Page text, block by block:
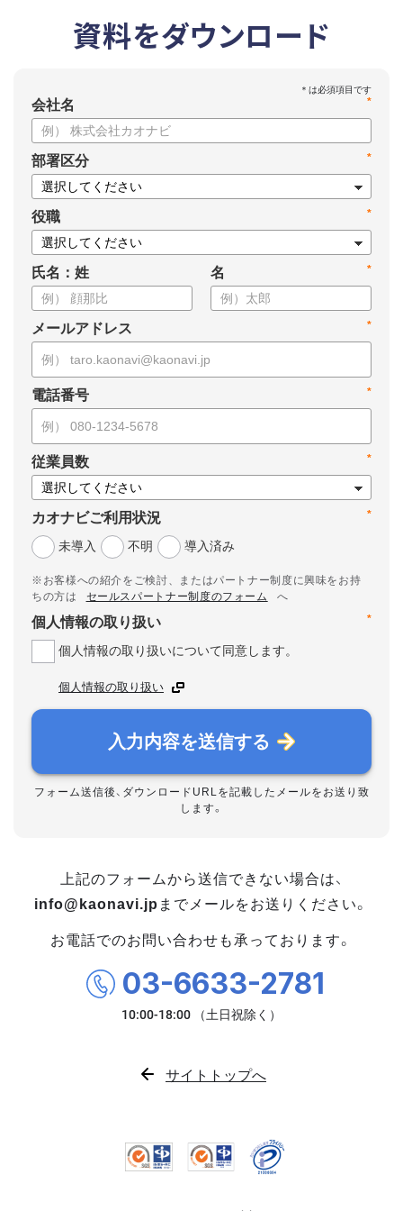
資料をダウンロード
*
会社名
*
部署区分
*
役職
氏名：姓 *
名
*
メールアドレス
*
電話番号
*
従業員数
*
カオナビご利用状況
未導入
不明 導入済み
※お客様への紹介をご検討、またはパートナー制度に興味をお持
ちの方は
セールスパートナー制度のフォーム
へ
*
個人情報の取り扱い
個人情報の取り扱いについて同意します。
個人情報の取り扱い
入力内容を送信する
フォーム送信後、ダウンロードURLを記載したメールをお送り致
します。
上記のフォームから送信できない場合は、
info@kaonavi.jp までメールをお送りください。
お電話でのお問い合わせも承っております。
03-6633-2781
サイトトップへ